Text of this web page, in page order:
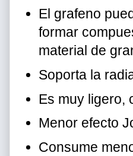
El grafeno
formar
material de
Soporta la
Es muy ligero,
Menor efecto
Consume